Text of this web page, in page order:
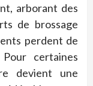
arborant des
de brossage
perdent de
certaines
devient une